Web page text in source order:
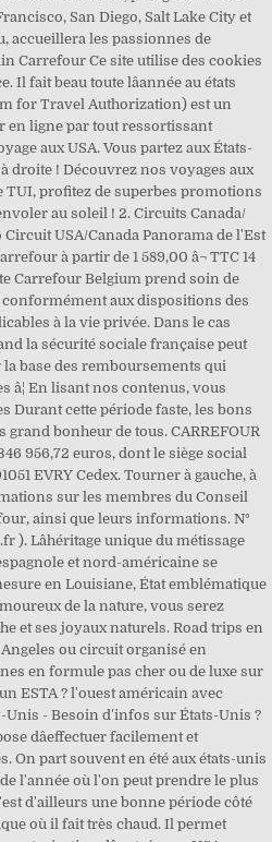
San Diego, Salt Lake City et
accueillera les passionnes de
Carrefour Ce site utilise des cookies
fait beau toute lâannée au états
for Travel Authorization) est un
ligne par tout ressortissant
aux USA. Vous partez aux États-
droite ! Découvrez nos voyages aux
TUI, profitez de superbes promotions
au soleil ! 2. Circuits Canada/
USA/Canada Panorama de l'Est
à partir de 1 589,00 â¬ TTC 14
Carrefour Belgium prend soin de
aux dispositions des
à la vie privée. Dans le cas
la sécurité sociale française peut
base des remboursements qui
En lisant nos contenus, vous
Durant cette période faste, les bons
grand bonheur de tous. CARREFOUR
956,72 euros, dont le siège social
EVRY Cedex. Tourner à gauche, à
sur les membres du Conseil
ainsi que leurs informations. N°
). Lâhéritage unique du métissage
et nord-américaine se
en Louisiane, État emblématique
de la nature, vous serez
et ses joyaux naturels. Road trips en
ou circuit organisé en
en formule pas cher ou de luxe sur
ESTA ? l'ouest américain avec
Unis - Besoin d'infos sur États-Unis ?
dâeffectuer facilement et
On part souvent en été aux états-unis
l'année où l'on peut prendre le plus
d'ailleurs une bonne période côté
où il fait très chaud. Il permet